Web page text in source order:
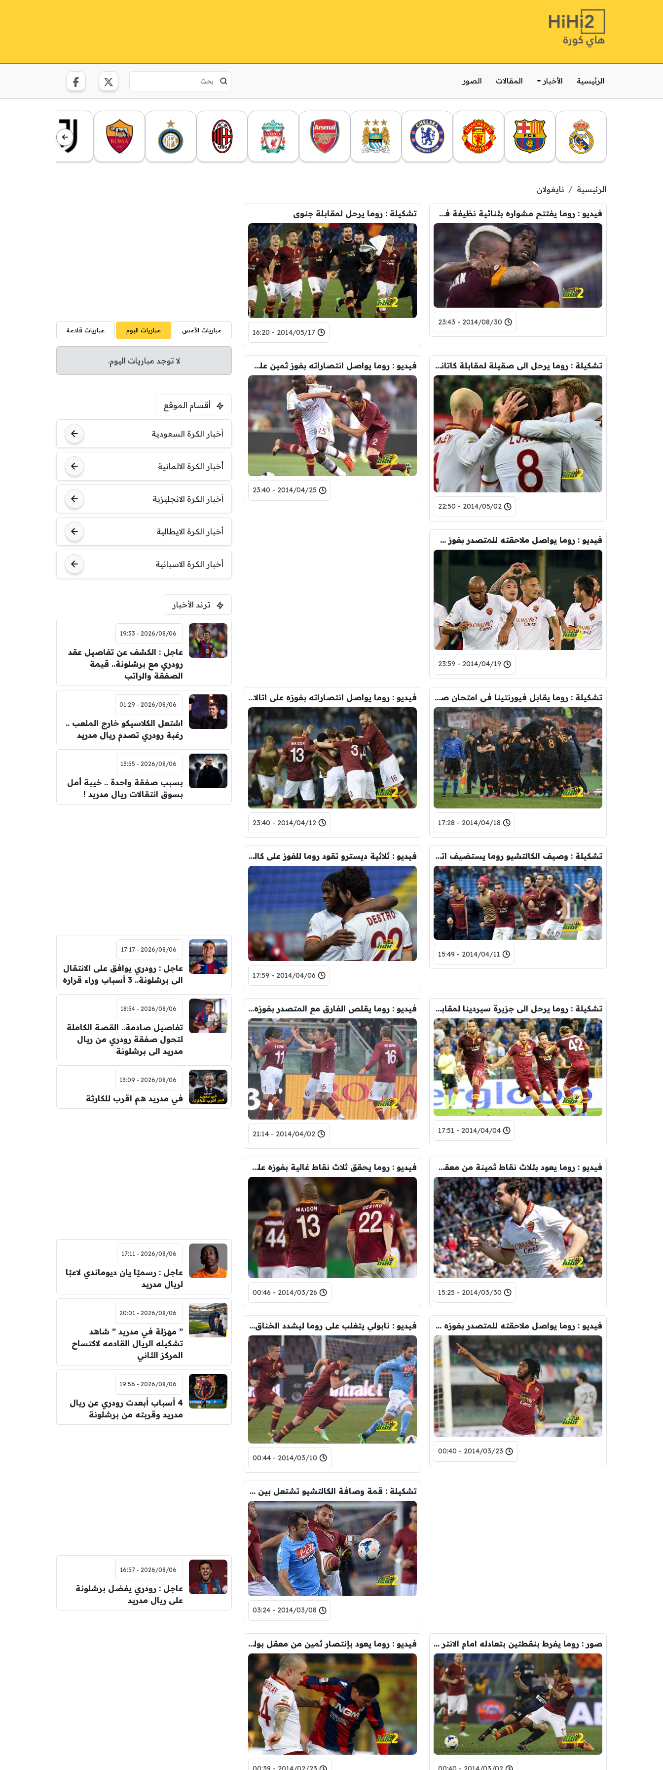
الرئيسية الأخبار المقالات الصور
الرئيسية نايغولان
فيديو : روما يفتتح مشواره بثنائية نظيفة في شباك فيورنتينا
2014/08/30 - 23:43
تشكيلة : روما يرحل لمقابلة جنوى
2014/05/17 - 16:20
تشكيلة : روما يرحل الى صقيلة لمقابلة كاتانيا الاخير
2014/05/02 - 22:50
فيديو : روما يواصل انتصاراته بفوز ثمين على ميلان
2014/04/25 - 23:40
فيديو : روما يواصل ملاحقته للمتصدر بفوز صعب على فيورنتينا
2014/04/19 - 23:59
تشكيلة : روما يقابل فيورنتينا في امتحان صعب لأبناء العاصمة
2014/04/18 - 17:28
فيديو : روما يواصل انتصاراته بفوزه على اتالانتا بثلاثية
2014/04/12 - 23:40
تشكيلة : وصيف الكالتشيو روما يستضيف اتالانتا
2014/04/11 - 15:49
فيديو : ثلاثية ديسترو تقود روما للفوز على كالياري
2014/04/06 - 17:59
تشكيلة : روما يرحل الى جزيرة سيردينا لمقابلة كالياري
2014/04/04 - 17:51
فيديو : روما يقلص الفارق مع المتصدر بفوزه على بارما
2014/04/02 - 21:14
فيديو : روما يعود بثلاث نقاط ثمينة من معقل ساسولو
2014/03/30 - 15:25
فيديو : روما يحقق ثلاث نقاط غالية بفوزه على تورينو
2014/03/26 - 00:46
فيديو : روما يواصل ملاحقته للمتصدر بفوزه على كييفو
2014/03/23 - 00:40
فيديو : نابولي يتغلب على روما ليشدد الخناق عليه في المركز الثاني
2014/03/10 - 00:44
تشكيلة : قمة وصافة الكالتشيو تشتعل بين نابولي وروما
2014/03/08 - 03:24
صور : روما يفرط بنقطتين بتعادله امام الانتر الذي كسب نقطة ثمينة فيديو : روما يعود بإنتصار ثمين من معقل بولونيا
مباريات الأمس مباريات اليوم مباريات قادمة
لا توجد مباريات اليوم.
أقسام الموقع
أخبار الكرة السعودية
أخبار الكرة الالمانية
أخبار الكرة الانجليزية
أخبار الكرة الايطالية
أخبار الكرة الاسبانية
ترند الأخبار
2026/08/06 - 19:33
عاجل : الكشف عن تفاصيل عقد
رودري مع برشلونة.. قيمة
الصفقة والراتب
2026/08/06 - 01:29
اشتعل الكلاسيكو خارج الملعب ..
رغبة رودري تصدم ريال مدريد
2026/08/06 - 13:55
بسبب صفقة واحدة .. خيبة أمل
بسوق انتقالات ريال مدريد !
2026/08/06 - 17:17
عاجل : رودري يوافق على الانتقال
الى برشلونة.. 3 أسباب وراء قراره
2026/08/06 - 18:54
تفاصيل صادمة.. القصة الكاملة
لتحول صفقة رودري من ريال
مدريد الى برشلونة
2026/08/06 - 13:09
في مدريد هم اقرب للكارثة
2026/08/06 - 17:11
عاجل : رسميًا يان ديوماندي لاعبًا
لريال مدريد
2026/08/06 - 20:01
” مهزلة في مدريد ” شاهد
تشكيله الريال القادمه لاكتساح
المركز الثاني
2026/08/06 - 19:56
4 أسباب أبعدت رودري عن ريال
مدريد وقربته من برشلونة
2026/08/06 - 16:57
عاجل : رودري يفضل برشلونة
على ريال مدريد